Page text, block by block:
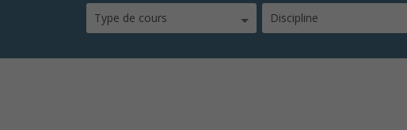
Type de cours Discipline